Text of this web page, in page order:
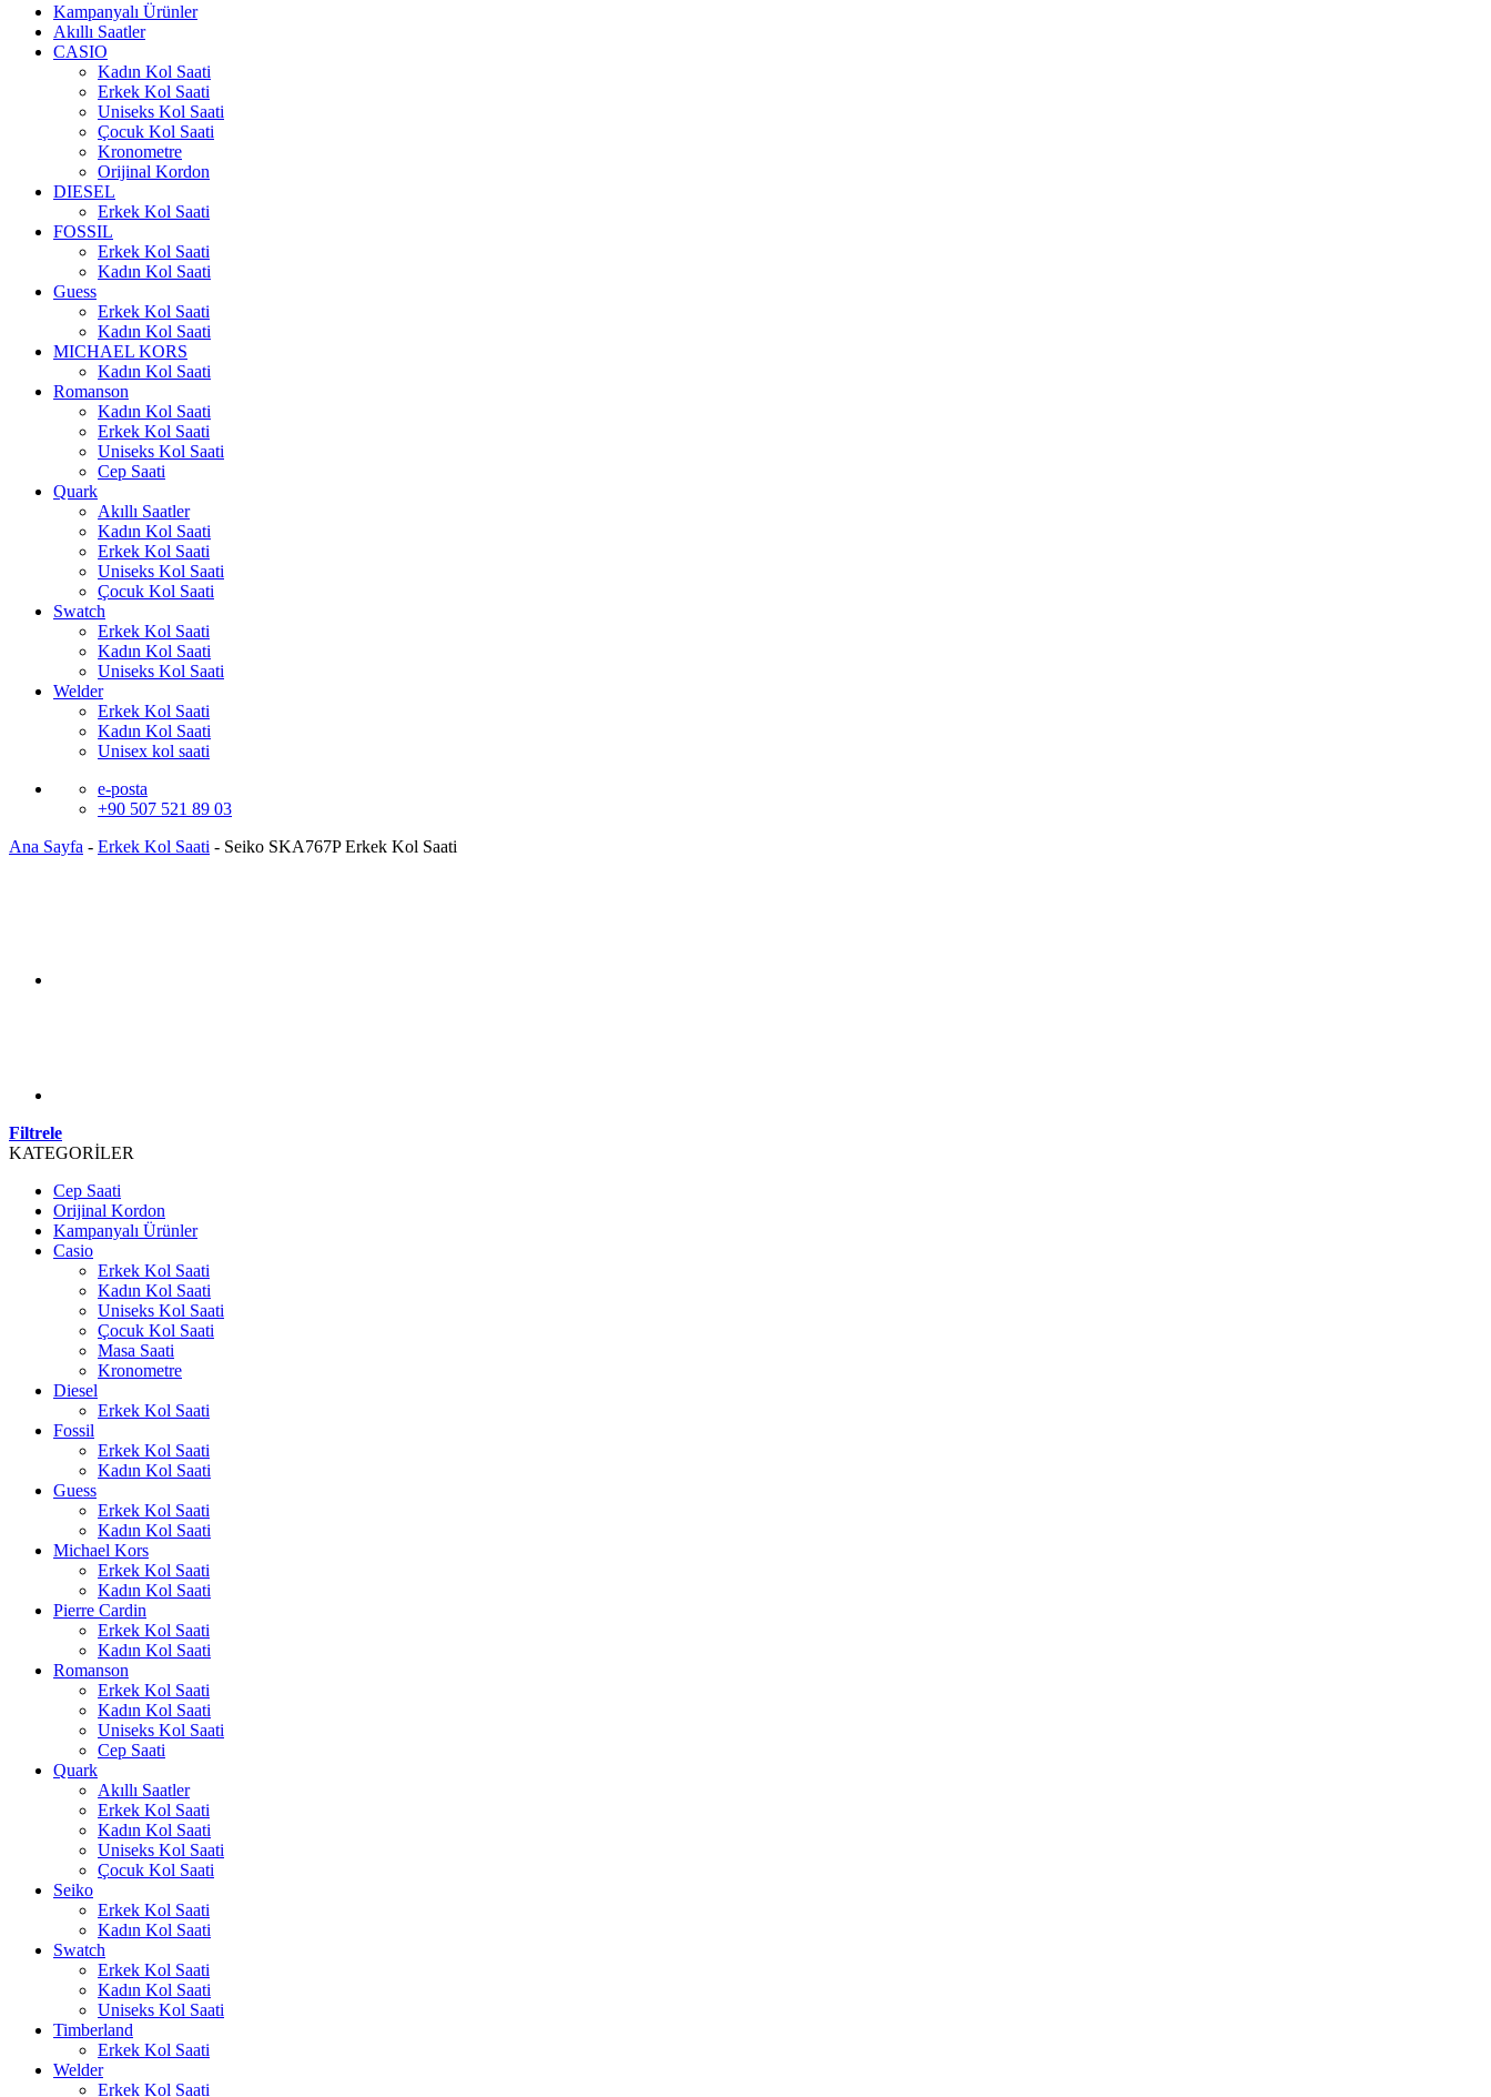
Kampanyalı Ürünler
Akıllı Saatler
CASIO
Kadın Kol Saati
Erkek Kol Saati
Uniseks Kol Saati
Çocuk Kol Saati
Kronometre
Orijinal Kordon
DIESEL
Erkek Kol Saati
FOSSIL
Erkek Kol Saati
Kadın Kol Saati
Guess
Erkek Kol Saati
Kadın Kol Saati
MICHAEL KORS
Kadın Kol Saati
Romanson
Kadın Kol Saati
Erkek Kol Saati
Uniseks Kol Saati
Cep Saati
Quark
Akıllı Saatler
Kadın Kol Saati
Erkek Kol Saati
Uniseks Kol Saati
Çocuk Kol Saati
Swatch
Erkek Kol Saati
Kadın Kol Saati
Uniseks Kol Saati
Welder
Erkek Kol Saati
Kadın Kol Saati
Unisex kol saati
e-posta
+90 507 521 89 03
Ana Sayfa - Erkek Kol Saati - Seiko SKA767P Erkek Kol Saati
Filtrele
KATEGORİLER
Cep Saati
Orijinal Kordon
Kampanyalı Ürünler
Casio
Erkek Kol Saati
Kadın Kol Saati
Uniseks Kol Saati
Çocuk Kol Saati
Masa Saati
Kronometre
Diesel
Erkek Kol Saati
Fossil
Erkek Kol Saati
Kadın Kol Saati
Guess
Erkek Kol Saati
Kadın Kol Saati
Michael Kors
Erkek Kol Saati
Kadın Kol Saati
Pierre Cardin
Erkek Kol Saati
Kadın Kol Saati
Romanson
Erkek Kol Saati
Kadın Kol Saati
Uniseks Kol Saati
Cep Saati
Quark
Akıllı Saatler
Erkek Kol Saati
Kadın Kol Saati
Uniseks Kol Saati
Çocuk Kol Saati
Seiko
Erkek Kol Saati
Kadın Kol Saati
Swatch
Erkek Kol Saati
Kadın Kol Saati
Uniseks Kol Saati
Timberland
Erkek Kol Saati
Welder
Erkek Kol Saati